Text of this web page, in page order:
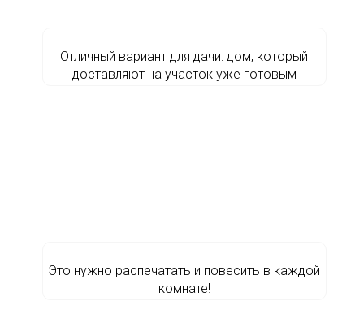
Отличный вариант для дачи: дом, который
доставляют на участок уже готовым
Это нужно распечатать и повесить в каждой
комнате!